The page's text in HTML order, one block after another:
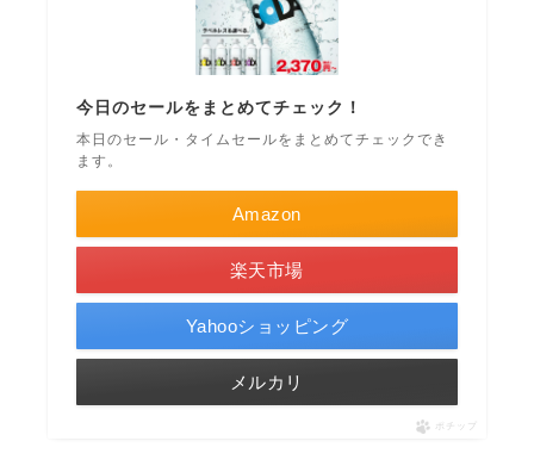
今日のセールをまとめてチェック！
本日のセール・タイムセールをまとめてチェックでき
ます。
Amazon
楽天市場
Yahooショッピング
メルカリ
ポチップ